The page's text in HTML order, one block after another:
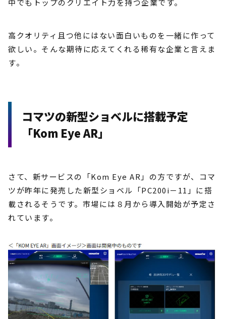
中でもトップのクリエイト力を持つ企業です。
高クオリティ且つ他にはない面白いものを一緒に作って
欲しい。そんな期待に応えてくれる稀有な企業と言えま
す。
コマツの新型ショベルに搭載予定
「Kom Eye AR」
さて、新サービスの「Kom Eye AR」の方ですが、コマ
ツが昨年に発売した新型ショベル「PC200i－11」に搭
載されるそうです。市場には８月から導入開始が予定さ
れています。